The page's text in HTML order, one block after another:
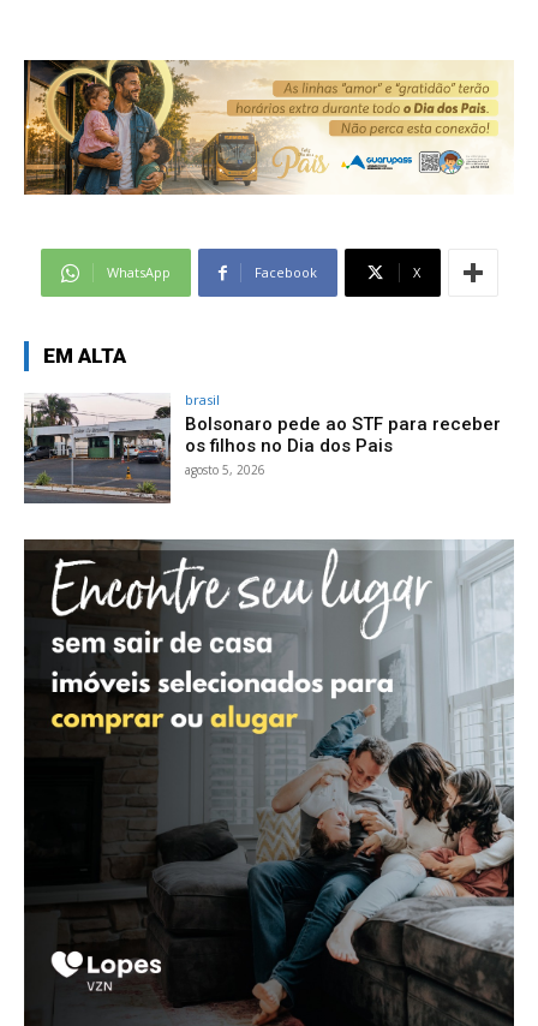
WhatsApp Facebook X
EM ALTA
brasil
Bolsonaro pede ao STF para receber
os filhos no Dia dos Pais
agosto 5, 2026